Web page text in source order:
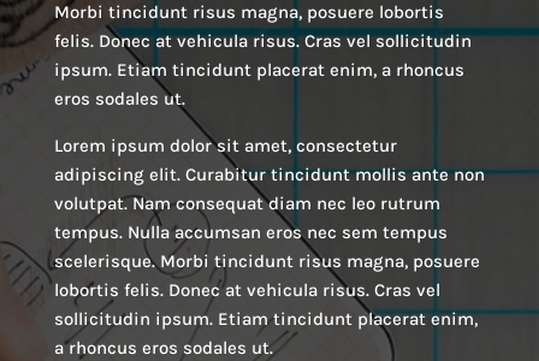
Morbi tincidunt risus magna, posuere lobortis
felis. Donec at vehicula risus. Cras vel sollicitudin
ipsum. Etiam tincidunt placerat enim, a rhoncus
eros sodales ut.
Lorem ipsum dolor sit amet, consectetur
adipiscing elit. Curabitur tincidunt mollis ante non
volutpat. Nam consequat diam nec leo rutrum
tempus. Nulla accumsan eros nec sem tempus
scelerisque. Morbi tincidunt risus magna, posuere
lobortis felis. Donec at vehicula risus. Cras vel
sollicitudin ipsum. Etiam tincidunt placerat enim,
a rhoncus eros sodales ut.